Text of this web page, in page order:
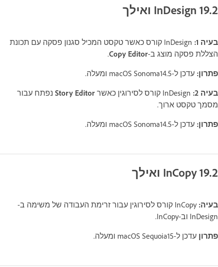
InDesign 19.2 ואילך
בעיה 1:
InDesign קורס כאשר טקסט המכיל סגנון פסקה עם תכונת
הצללת פסקה מוצג ב-Copy Editor
.
פתרון: עדכן ל-macOS Sonoma14.5 ומעלה.
בעיה 2: Story Editor נפתח עבור
מסמך טקסט ארוך.
פתרון: עדכן ל-macOS Sonoma14.5 ומעלה.
InCopy 19.2 ואילך
בעיה:
InCopy קורס לסירוגין עבור זרימת העבודה של משימה ב-
InDesign וב-InCopy.
פתרון עדכן ל-macOS Sequoia15 ומעלה.